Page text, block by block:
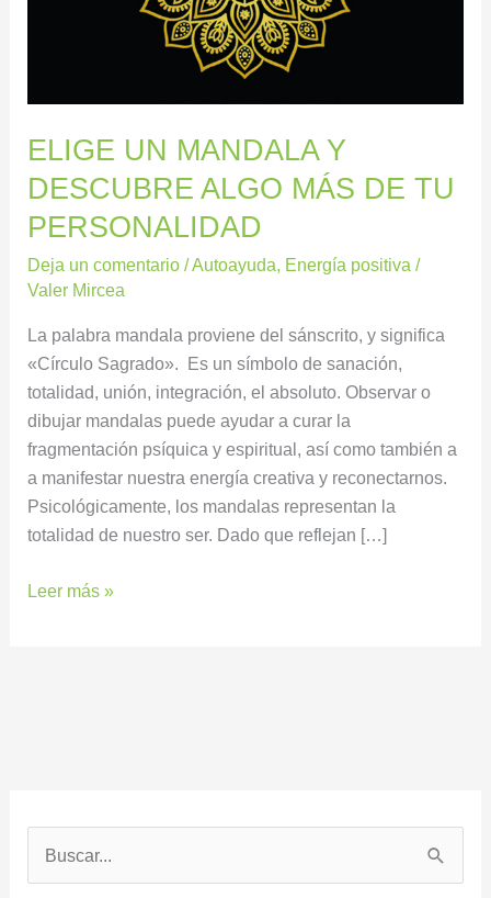
ELIGE UN MANDALA Y
DESCUBRE ALGO MÁS DE TU
PERSONALIDAD
Deja un comentario /Autoayuda, Energía positiva /
Valer Mircea
La palabra mandala proviene del sánscrito, y significa
«Círculo Sagrado». Es un símbolo de sanación,
totalidad, unión, integración, el absoluto. Observar o
dibujar mandalas puede ayudar a curar la
fragmentación psíquica y espiritual, así como también a
a manifestar nuestra energía creativa y reconectarnos.
Psicológicamente, los mandalas representan la
totalidad de nuestro ser. Dado que reflejan […]
Leer más »